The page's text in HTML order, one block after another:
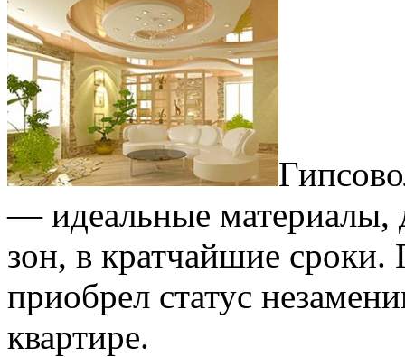
— идеальные
зон, в кратчайшие сроки.
приобрел статус
квартире.